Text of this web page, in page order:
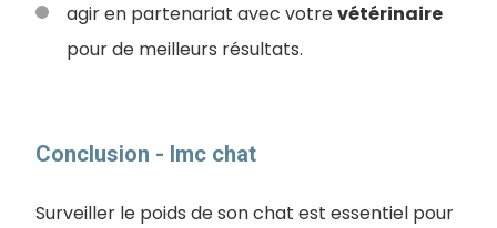
agir en partenariat avec votrevétérinaire
pour de meilleurs résultats.
Conclusion - Imc chat
Surveiller le poids de son chat est essentiel pour